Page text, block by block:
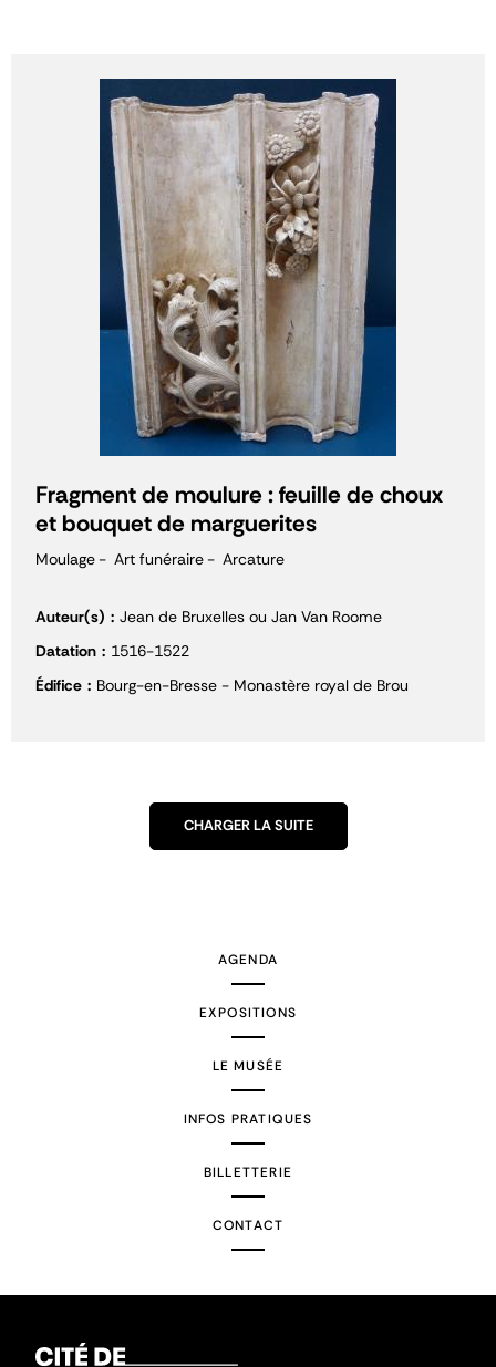
Fragment de moulure : feuille de choux
et bouquet de marguerites
Moulage Art funéraire Arcature
Auteur(s)
Jean de Bruxelles ou Jan Van Roome
Datation
1516-1522
Édifice
Bourg-en-Bresse - Monastère royal de Brou
CHARGER LA SUITE
AGENDA
EXPOSITIONS
LE MUSÉE
INFOS PRATIQUES
BILLETTERIE
CONTACT